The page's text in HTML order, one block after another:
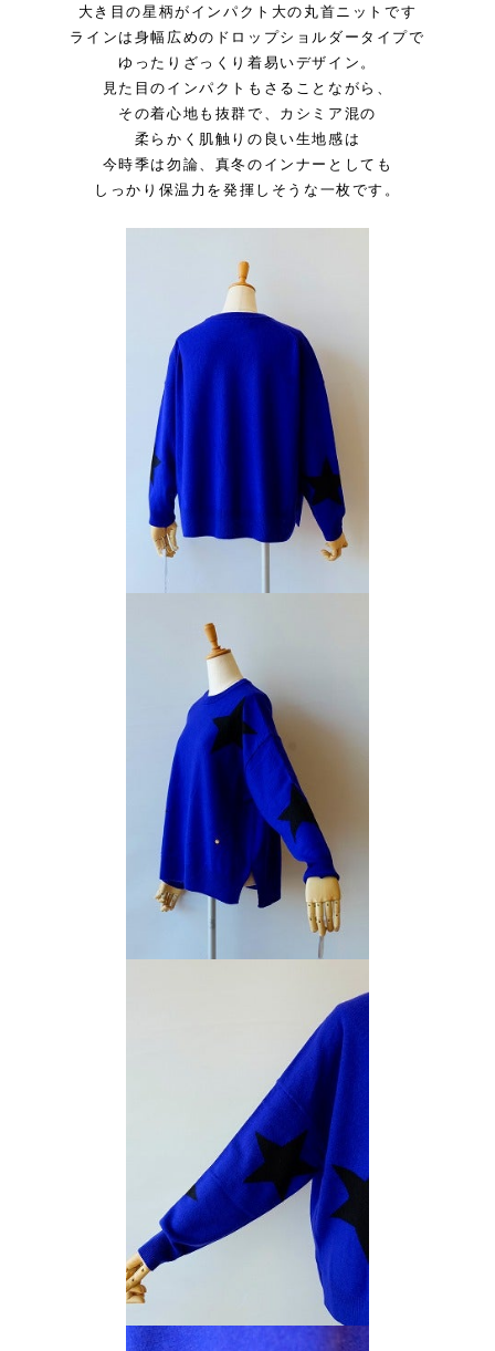
大き目の星柄がインパクト大の丸首ニットです
ラインは身幅広めのドロップショルダータイプで
ゆったりざっくり着易いデザイン。
見た目のインパクトもさることながら、
その着心地も抜群で、カシミア混の
柔らかく肌触りの良い生地感は
今時季は勿論、真冬のインナーとしても
しっかり保温力を発揮しそうな一枚です。